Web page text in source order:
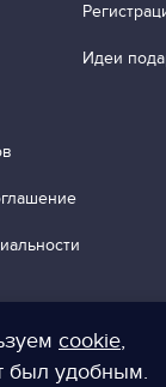
cookie,
был удобным.
письма!
Идеи